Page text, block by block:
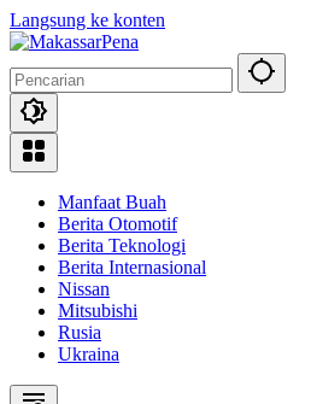
Langsung ke konten
Manfaat Buah
Berita Otomotif
Berita Teknologi
Berita Internasional
Nissan
Mitsubishi
Rusia
Ukraina